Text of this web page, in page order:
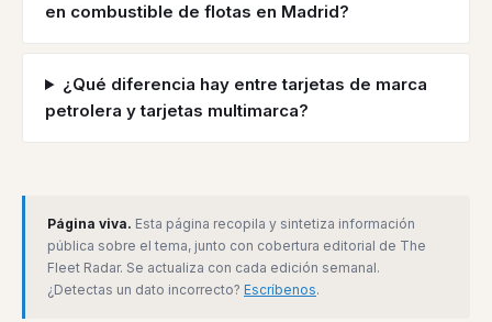
en combustible de flotas en Madrid?
¿Qué diferencia hay entre tarjetas de marca
petrolera y tarjetas multimarca?
Página viva. Esta página recopila y sintetiza información
pública sobre el tema, junto con cobertura editorial de The
Fleet Radar. Se actualiza con cada edición semanal.
¿Detectas un dato incorrecto? Escríbenos.